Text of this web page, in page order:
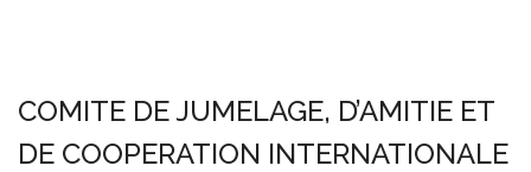
COMITE DE JUMELAGE, D’AMITIE ET
DE COOPERATION INTERNATIONALE